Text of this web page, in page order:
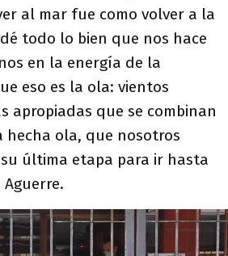
al mar fue como volver a la
todo lo bien que nos hace
en la energía de la
eso es la ola: vientos
apropiadas que se combinan
hecha ola, que nosotros
última etapa para ir hasta
Aguerre.